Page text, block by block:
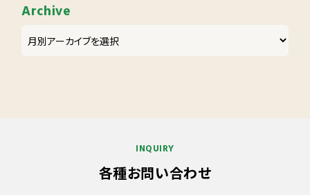
Archive
INQUIRY
各種お問い合わせ